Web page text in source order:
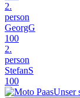
2.
person
GeorgG
100
2.
person
StefanS
100
Unser